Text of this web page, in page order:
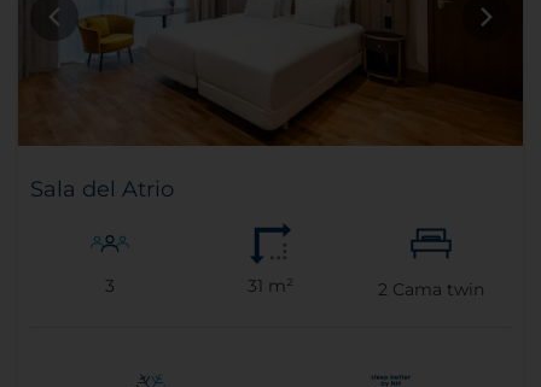
Sala del Atrio
3 31 m² 2 Cama twin